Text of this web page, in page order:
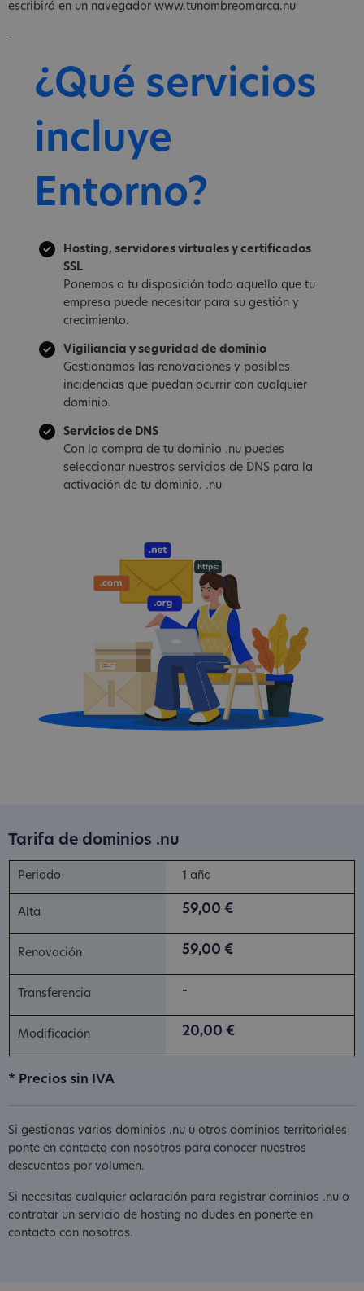
escribirá en un navegador www.tunombreomarca.nu
-
¿Qué servicios
incluye
Entorno?
Hosting, servidores virtuales y certificados
SSL
Ponemos a tu disposición todo aquello que tu
empresa puede necesitar para su gestión y
crecimiento.
Vigiliancia y seguridad de dominio
Gestionamos las renovaciones y posibles
incidencias que puedan ocurrir con cualquier
dominio.
Servicios de DNS
Con la compra de tu dominio .nu puedes
seleccionar nuestros servicios de DNS para la
activación de tu dominio. .nu
Tarifa de dominios .nu
1 año
59,00 €
59,00 €
-
20,00 €
* Precios sin IVA
Si gestionas varios dominios .nu u otros dominios territoriales
ponte en contacto con nosotros para conocer nuestros
descuentos por volumen.
Si necesitas cualquier aclaración para registrar dominios .nu o
contratar un servicio de hosting no dudes en ponerte en
contacto con nosotros.